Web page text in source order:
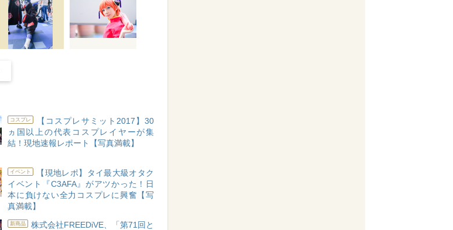
コスプレ
【コスプレサミット2017】30
ヵ国以上の代表コスプレイヤーが集
結！現地速報レポート【写真満載】
イベント
【現地レポ】タイ最大級オタク
イベント『C3AFA』がアツかった！日
本に負けない全力コスプレに興奮【写
真満載】
新商品
株式会社FREEDiVE、「第71回と